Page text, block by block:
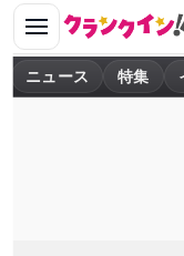
ニュース 特集